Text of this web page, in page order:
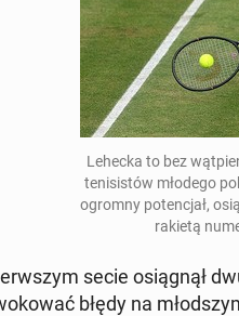
Lehecka to bez
te­ni­si­stów młodego
ogromny po­ten­cjał,
rakietą
secie osią­gnął
błędy na